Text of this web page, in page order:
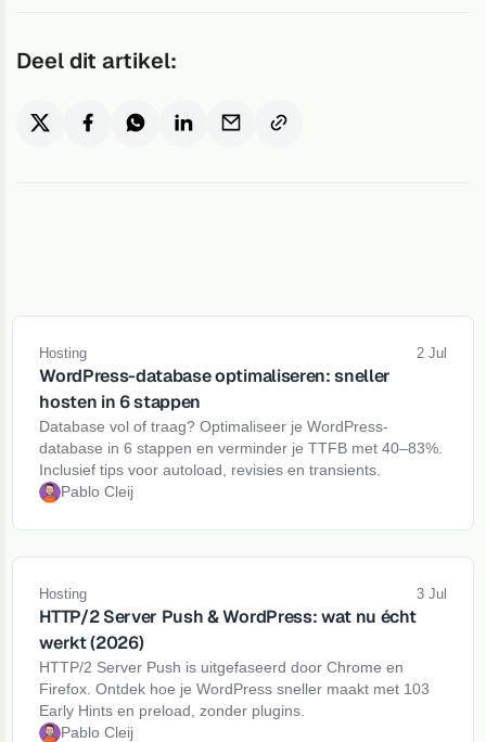
Deel dit artikel:
Hosting 2 Jul
WordPress-database optimaliseren: sneller
hosten in 6 stappen
Database vol of traag? Optimaliseer je WordPress-
database in 6 stappen en verminder je TTFB met 40–83%.
Inclusief tips voor autoload, revisies en transients.
Pablo Cleij
Hosting 3 Jul
HTTP/2 Server Push & WordPress: wat nu écht
werkt (2026)
HTTP/2 Server Push is uitgefaseerd door Chrome en
Firefox. Ontdek hoe je WordPress sneller maakt met 103
Early Hints en preload, zonder plugins.
Pablo Cleij